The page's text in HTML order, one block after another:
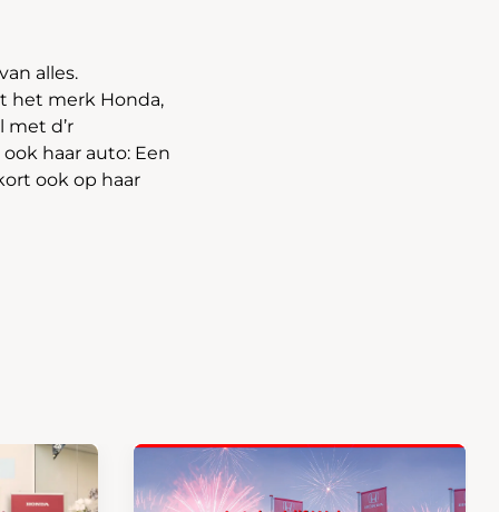
alles.
het merk Honda,
met d’r
haar auto: Een
ook op haar